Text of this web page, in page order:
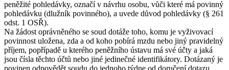
peněžité pohledávky, označí v návrhu osobu, vůči které má povinný
pohledávku (dlužník povinného), a uvede důvod pohledávky (§ 261
odst. 1 OSŘ).
Na žádost oprávněného se soud dotáže toho, komu je vyživovací
povinnost uložena, zda a od koho pobírá mzdu nebo jiný pravidelný
příjem, popřípadě u kterého peněžního ústavu má své účty a jaká
jsou čísla těchto účtů nebo jiné jedinečné identifikátory. Dotázaný je